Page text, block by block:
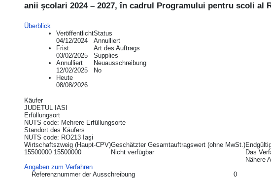
anii şcolari 2024 – 2027, în cadrul Programului pentru scoli al
Überblick
Veröffentlicht
04/12/2024
Frist
03/02/2025
Annulliert
12/02/2025
Heute
08/08/2026
Status
Annulliert
Art des Auftrags
Supplies
Neuausschreibung
No
Käufer
JUDETUL IASI
Erfüllungsort
NUTS code: Mehrere Erfüllungsorte
Standort des Käufers
NUTS code: RO213 Iaşi
Wirtschaftszweig (Haupt-CPV)
15500000 15500000
Geschätzter Gesamtauftragswert (ohne MwSt.)
Nicht verfügbar
Das
Nähere
Angaben zum Verfahren
Referenznummer der Ausschreibung
0